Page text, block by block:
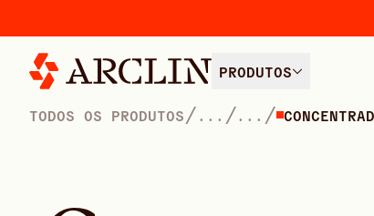
PRODUTOS
TODOS OS PRODUTOS / ... /... /